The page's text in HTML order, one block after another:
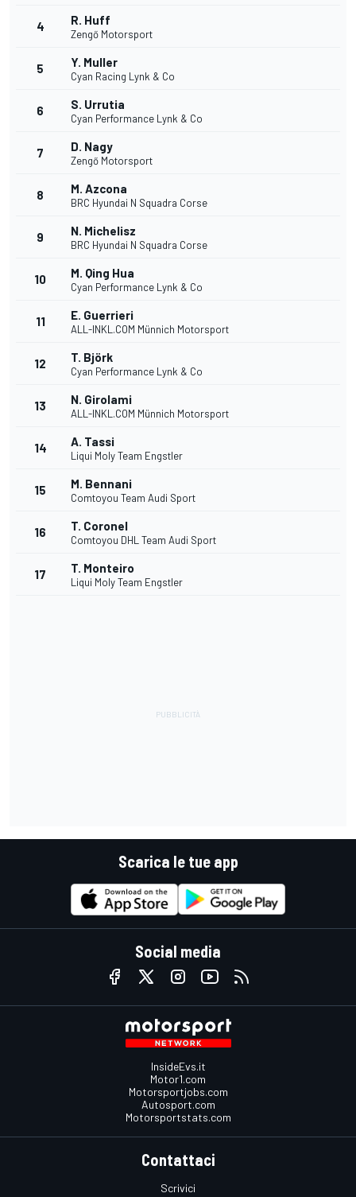
4 R. Huff
Zengő Motorsport
5 Y. Muller
Cyan Racing Lynk & Co
6 S. Urrutia
Cyan Performance Lynk & Co
7 D. Nagy
Zengő Motorsport
8 M. Azcona
BRC Hyundai N Squadra Corse
9 N. Michelisz
BRC Hyundai N Squadra Corse
10 M. Qing Hua
Cyan Performance Lynk & Co
11 E. Guerrieri
ALL-INKL.COM Münnich Motorsport
12 T. Björk
Cyan Performance Lynk & Co
13 N. Girolami
ALL-INKL.COM Münnich Motorsport
14 A. Tassi
Liqui Moly Team Engstler
15 M. Bennani
Comtoyou Team Audi Sport
16 T. Coronel
Comtoyou DHL Team Audi Sport
17 T. Monteiro
Liqui Moly Team Engstler
Scarica le tue app
Social media
InsideEvs.it
Motor1.com
Motorsportjobs.com
Autosport.com
Motorsportstats.com
Contattaci
Scrivici